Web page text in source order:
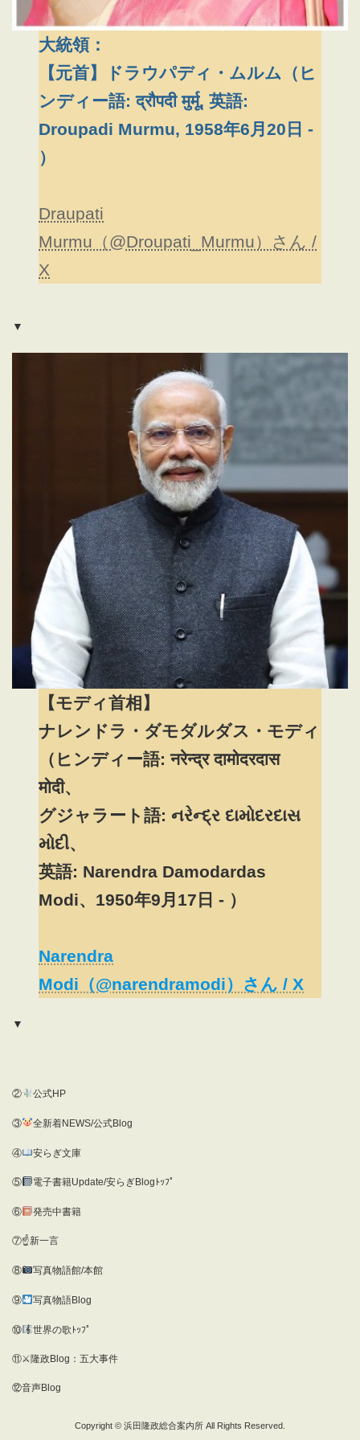
大統領：
【元首】ドラウパディ・ムルム（ヒ
ンディー語: द्रौपदी मुर्मू, 英語:
Droupadi Murmu, 1958年6月20日 -
）
Draupati
Murmu（@Droupati_Murmu）さん /
X
▼
【モディ首相】
ナレンドラ・ダモダルダス・モディ
（ヒンディー語: नरेन्द्र दामोदरदास
मोदी、
グジャラート語: નરેન્દ્ર દામોદરદાસ
મોદી、
英語: Narendra Damodardas
Modi、1950年9月17日 - ）
Narendra
Modi（@narendramodi）さん / X
▼
② 公式HP
③ 全新着NEWS/公式Blog
④ 安らぎ文庫
⑤ 電子書籍Update/安らぎBlogﾄｯﾌﾟ
⑥ 発売中書籍
⑦☝新一言
⑧ 写真物語館/本館
⑨ 写真物語Blog
⑩ 世界の歌ﾄｯﾌﾟ
⑪⚔隆政Blog：五大事件
⑫音声Blog
Copyright © 浜田隆政総合案内所 All Rights Reserved.